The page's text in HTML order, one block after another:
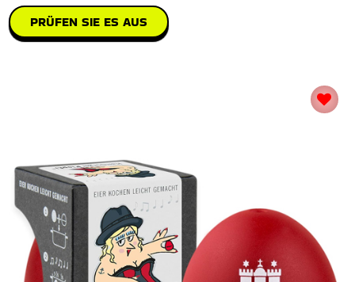
PRÜFEN SIE ES AUS